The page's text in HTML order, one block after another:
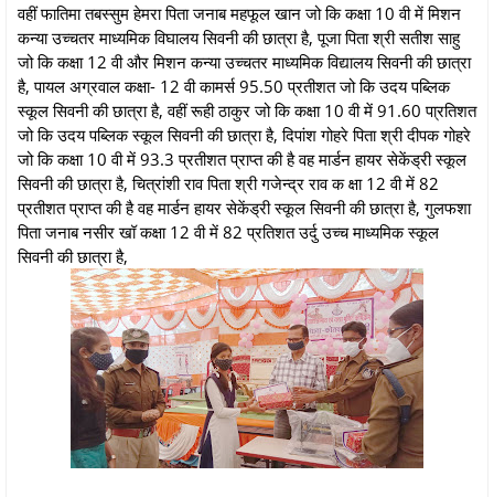
वहीं फातिमा तबस्सुम हेमरा पिता जनाब महफूल खान जो कि कक्षा 10 वी में मिशन
कन्या उच्चतर माध्यमिक विघालय सिवनी की छात्रा है, पूजा पिता श्री सतीश साहु
जो कि कक्षा 12 वी और मिशन कन्या उच्चतर माध्यमिक विद्यालय सिवनी की छात्रा
है, पायल अग्रवाल कक्षा- 12 वी कामर्स 95.50 प्रतीशत जो कि उदय पब्लिक
स्कूल सिवनी की छात्रा है, वहीं रूही ठाकुर जो कि कक्षा 10 वी में 91.60 पा्रतिशत
जो कि उदय पब्लिक स्कूल सिवनी की छात्रा है, दिपांश गोहरे पिता श्री दीपक गोहरे
जो कि कक्षा 10 वी में 93.3 प्रतीशत प्राप्त की है वह मार्डन हायर सेकेंड्री स्कूल
सिवनी की छात्रा है, चित्रांशी राव पिता श्री गजेन्द्र राव क क्षा 12 वी में 82
प्रतीशत प्राप्त की है वह मार्डन हायर सेकेंड्री स्कूल सिवनी की छात्रा है, गुलफशा
पिता जनाब नसीर खॉ कक्षा 12 वी में 82 प्रतिशत उर्दु उच्च माध्यमिक स्कूल
सिवनी की छात्रा है,